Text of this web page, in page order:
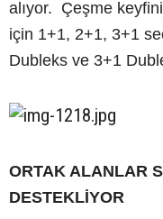
alıyor. Çeşme
için 1+1, 2+1, 3+1
Dubleks ve 3+1
ORTAK ALANLAR
DESTEKLİYOR